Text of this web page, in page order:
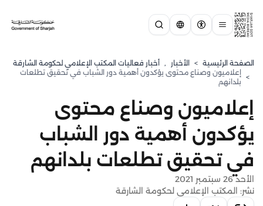
الصفحة الرئيسية > الأخبار , أخبار فعاليات المكتب الإعلامي لحكومة الشارقة
>
إعلاميون وصناع محتوى يؤكدون أهمية دور الشباب في تحقيق تطلعات
بلدانهم
إعلاميون وصناع محتوى
يؤكدون أهمية دور الشباب
في تحقيق تطلعات بلدانهم
الأحد 26 سبتمبر 2021
نشر: المكتب الإعلامي لحكومة الشارقة